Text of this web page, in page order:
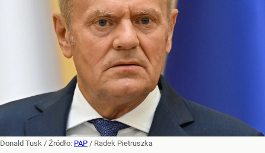
Donald Tusk / Źródło: PAP / Radek Pietruszka